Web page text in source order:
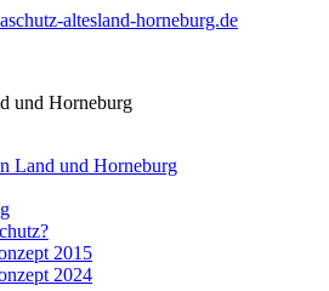
altesland-horneburg.de
Land und Horneburg
2015
2024